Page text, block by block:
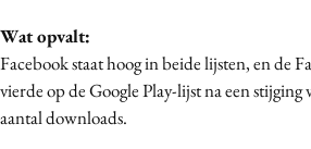
Wat opvalt:
Facebook staat hoog in beide lijsten, en de
vierde op de Google Play-lijst na een
aantal downloads.